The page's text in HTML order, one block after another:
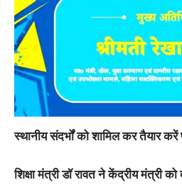
स्थानीय संदर्भों को शामिल कर तैयार
शिक्षा मंत्री डॉ रावत ने केंद्रीय मंत्री